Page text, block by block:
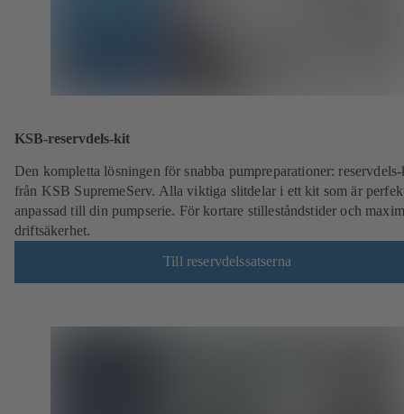
KSB-reservdels-kit
Den kompletta lösningen för snabba pumpreparationer:
från KSB SupremeServ. Alla viktiga slitdelar i ett kit som är
anpassad till din pumpserie. För kortare stilleståndstider och
driftsäkerhet.
Till reservdelssatserna